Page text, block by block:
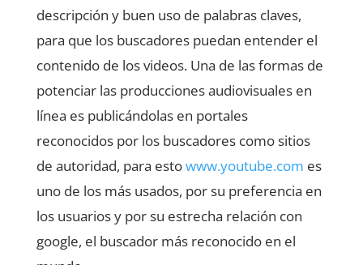
descripción y buen uso de palabras claves,
para que los buscadores puedan entender el
contenido de los videos. Una de las formas de
potenciar las producciones audiovisuales en
línea es publicándolas en portales
reconocidos por los buscadores como sitios
de autoridad, para estowww.youtube.com es
uno de los más usados, por su preferencia en
los usuarios y por su estrecha relación con
google, el buscador más reconocido en el